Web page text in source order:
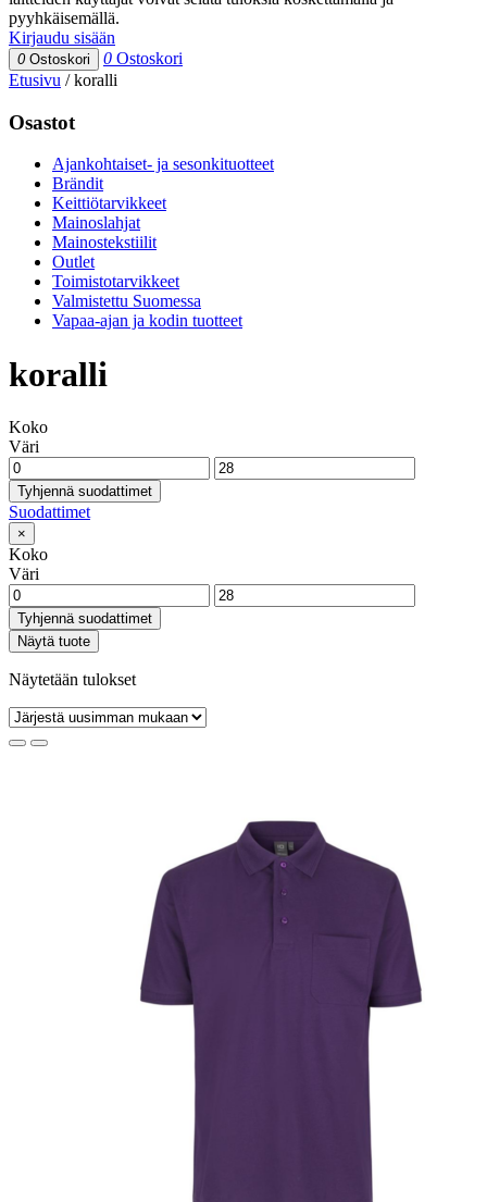
pyyhkäisemällä.
Kirjaudu sisään
0 Ostoskori 0 Ostoskori
Etusivu /koralli
Osastot
Ajankohtaiset- ja sesonkituotteet
Brändit
Keittiötarvikkeet
Mainoslahjat
Mainostekstiilit
Outlet
Toimistotarvikkeet
Valmistettu Suomessa
Vapaa-ajan ja kodin tuotteet
koralli
Koko
Väri
Tyhjennä suodattimet
Suodattimet
×
Koko
Väri
Tyhjennä suodattimet
Näytä tuote
Näytetään tulokset